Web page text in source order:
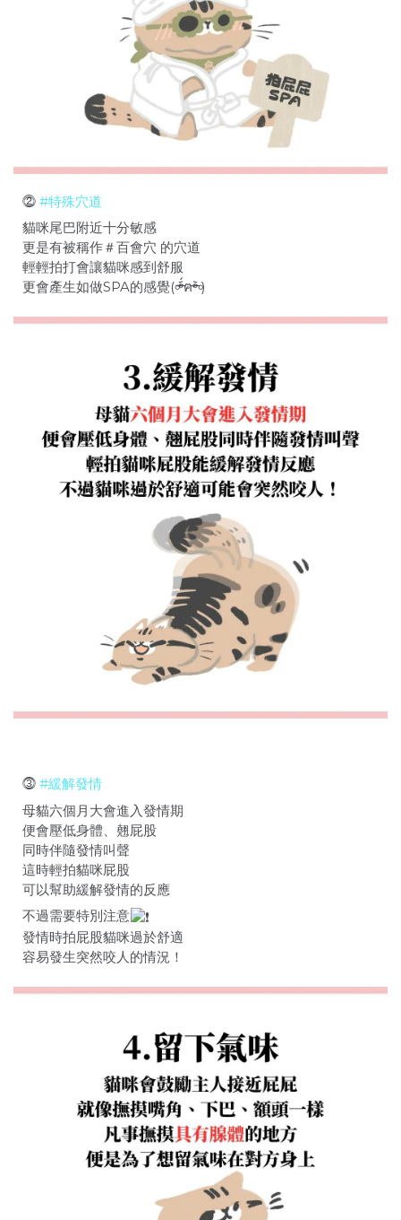
⓶ #特殊穴道
貓咪尾巴附近十分敏感
更是有被稱作＃百會穴 的穴道
輕輕拍打會讓貓咪感到舒服
更會產生如做SPA的感覺(৹ᵒ̴̶̷᷄́ฅᵒ̴̶̷᷅৹)
⓷ #緩解發情
母貓六個月大會進入發情期
便會壓低身體、翹屁股
同時伴隨發情叫聲
這時輕拍貓咪屁股
可以幫助緩解發情的反應
不過需要特別注意
發情時拍屁股貓咪過於舒適
容易發生突然咬人的情況！